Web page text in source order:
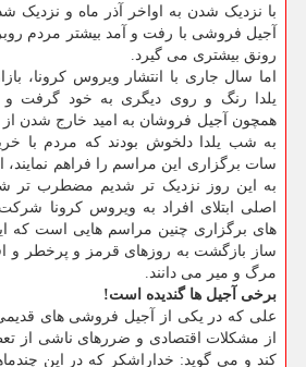
با نزدیک شدن به اواخر آذر ماه و نزدیک
آجیل فروشی با رفت و آمد بیشتر مردم
رونق بیشتری می گیرد.
اما سال جاری با انتشار ویروس کرونا،
یلدا رنگ و روی دیگری به خود گرفت و
همچون آجیل فروشان به امید خارج شدن از
به شب یلدا دلخوش بودند که مردم با
سات برگزاری این مراسم را فراهم نمایند،
به این روز نزدیک تر شدیم مضطرب تر
اصلی ابتلای افراد به ویروس کرونا
های برگزاری چنین مراسم هایی است که
ساز بازگشت به روزهای قرمز و پرخطر و
مرگ و میر می دانند.
برخی آجیل ها گندیده است!
علی که در یکی از آجیل فروشی های
از مشکلات اقتصادی و ضررهای ناشی
کند و می گوید: خداراشکر که در این